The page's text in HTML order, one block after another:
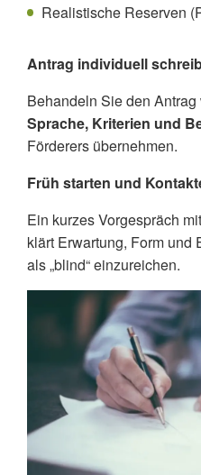
Realistische Reserven
Antrag individuell
Behandeln Sie den
Sprache, Kriterien und
Förderers übernehmen.
Früh starten und
Ein kurzes Vorgespräch
klärt Erwartung, Form und
als „blind“ einzureichen.